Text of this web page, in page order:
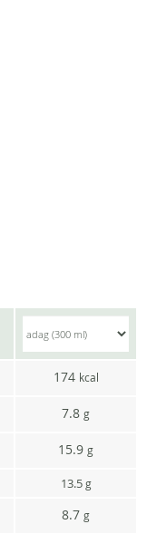
174 kcal
7.8 g
15.9 g
13.5 g
8.7 g